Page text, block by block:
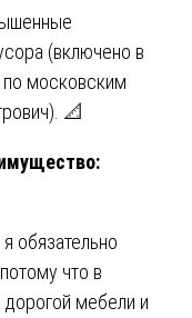
(включено в
по московским
📐
я обязательно
что в
дорогой мебели и